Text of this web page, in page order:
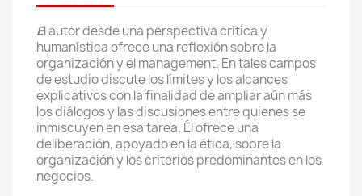
El autor desde una perspectiva crítica y
humanística ofrece una reflexión sobre la
organización y el management. En tales campos
de estudio discute los límites y los alcances
explicativos con la finalidad de ampliar aún más
los diálogos y las discusiones entre quienes se
inmiscuyen en esa tarea. Él ofrece una
deliberación, apoyado en la ética, sobre la
organización y los criterios predominantes en los
negocios.